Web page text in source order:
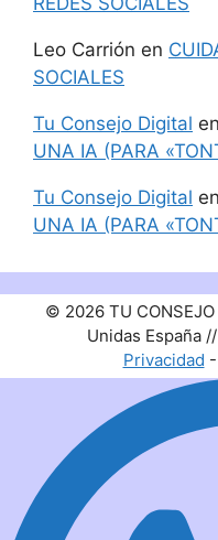
Leo Carrión en
SOCIALES
Tu Consejo Digital en
UNA IA (PARA
Tu Consejo Digital en
UNA IA (PARA
© 2026 TU
Unidas España //
Privacidad -